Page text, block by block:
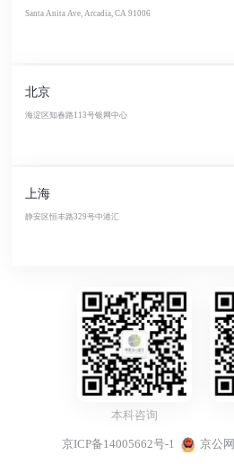
京ICP备14005662号-1
京公
Santa Anita Ave, Arcadia, CA 91006
北京
海淀区知春路113号银网中心
上海
静安区恒丰路329号中港汇
本科咨询